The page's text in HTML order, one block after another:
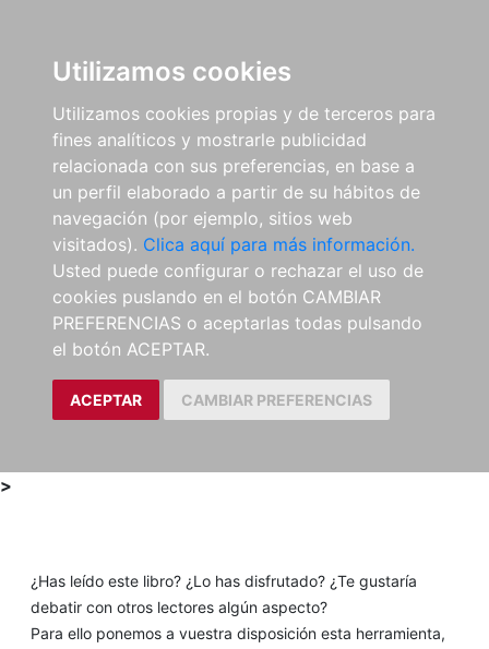
Utilizamos cookies
Utilizamos cookies propias y de terceros para
fines analíticos y mostrarle publicidad
relacionada con sus preferencias, en base a
un perfil elaborado a partir de su hábitos de
navegación (por ejemplo, sitios web
visitados). Clica aquí para más información.
Usted puede configurar o rechazar el uso de
cookies puslando en el botón CAMBIAR
PREFERENCIAS o aceptarlas todas pulsando
el botón ACEPTAR.
ACEPTAR CAMBIAR PREFERENCIAS
>
¿Has leído este libro? ¿Lo has disfrutado? ¿Te gustaría
debatir con otros lectores algún aspecto?
Para ello ponemos a vuestra disposición esta herramienta,